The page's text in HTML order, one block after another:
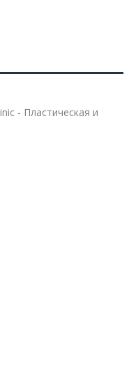
- Пластическая и